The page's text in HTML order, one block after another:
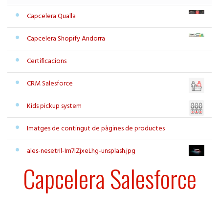
Capcelera Qualla
Capcelera Shopify Andorra
Certificacions
CRM Salesforce
Kids pickup system
Imatges de contingut de pàgines de productes
ales-nesetril-Im7lZjxeLhg-unsplash.jpg
Capcelera Salesforce